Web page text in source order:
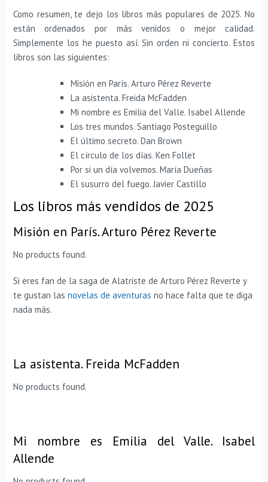
Como resumen, te dejo los libros más populares de 2025. No
están ordenados por más venidos o mejor calidad.
Simplemente los he puesto así. Sin orden ni concierto. Estos
libros son las siguientes:
Misión en París. Arturo Pérez Reverte
La asistenta. Freida McFadden
Mi nombre es Emilia del Valle. Isabel Allende
Los tres mundos. Santiago Posteguillo
El último secreto. Dan Brown
El círculo de los días. Ken Follet
Por si un día volvemos. María Dueñas
El susurro del fuego. Javier Castillo
Los libros más vendidos de 2025
Misión en París. Arturo Pérez Reverte
No products found.
Si eres fan de la saga de Alatriste de Arturo Pérez Reverte y
te gustan las novelas de aventuras no hace falta que te diga
nada más.
La asistenta. Freida McFadden
No products found.
Mi nombre es Emilia del Valle. Isabel
Allende